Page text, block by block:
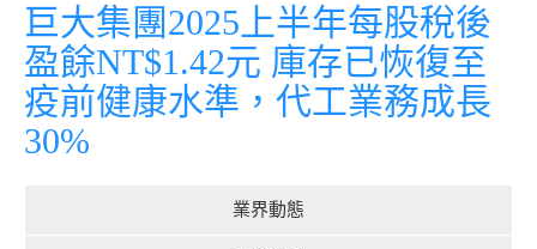
巨大集團2025上半年每股稅後
盈餘NT$1.42元 庫存已恢復至
疫前健康水準，代工業務成長
30%
業界動態